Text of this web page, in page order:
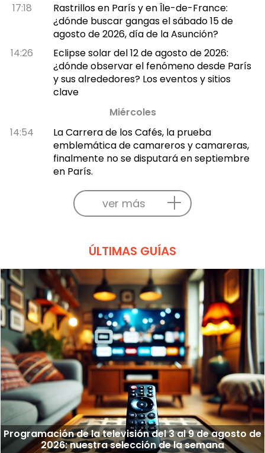
17:18
Rastrillos en París y en Île-de-France:
¿dónde buscar gangas el sábado 15 de
agosto de 2026, día de la Asunción?
14:26
Eclipse solar del 12 de agosto de 2026:
¿dónde observar el fenómeno desde París
y sus alrededores? Los eventos y sitios
clave
Miércoles
14:54
La Carrera de los Cafés, la prueba
emblemática de camareros y camareras,
finalmente no se disputará en septiembre
en París.
ver más
ÚLTIMAS GUÍAS
Programación de la televisión del 3 al 9 de agosto de
2026: nuestra selección de la semana